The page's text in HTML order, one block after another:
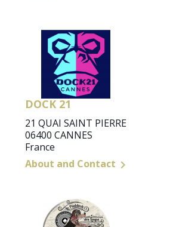
DOCK 21
21 QUAI SAINT PIERRE
06400 CANNES
France
About and Contact 